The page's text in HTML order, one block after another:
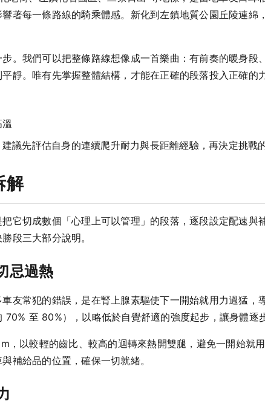
著每一條路線的騎乘體感。新化到左鎮地質公園丘陵連綿
。我們可以把整條路線想像成一首樂曲：有前奏的暖身段
靜。唯有先掌握整體結構，才能在正確的段落投入正確的
建議先評估自身的連續爬升耐力與長距離經驗，再決定挑戰
解
它切成數個「心理上可以管理」的段落，逐段設定配速與
段三大部分說明。
忌過熱
友常犯的錯誤，是在腎上腺素驅使下一開始就用力過猛，
至 80%），以略低於自覺舒適的強度起步，讓身體逐
以較輕的齒比、較高的迴轉來熱開雙腿，避免一開始就
補給品的位置，確保一切就緒。